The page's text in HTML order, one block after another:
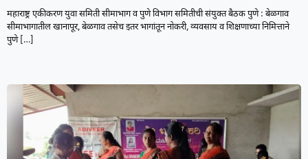
महाराष्ट्र एकीकरण युवा समिती सीमाभाग व पुणे विभाग समितीची संयुक्त बैठक पुणे : बेळगाव
सीमाभागातील खानापूर, बेळगाव तसेच इतर भागांतून नोकरी, व्यवसाय व शिक्षणाच्या निमित्ताने
पुणे[…]